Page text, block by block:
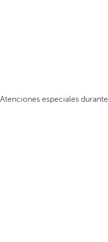
Atenciones especiales